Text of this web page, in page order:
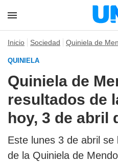
Inicio Sociedad Quiniela de
QUINIELA
Quiniela de
resultados de
hoy, 3 de abril
Este lunes 3 de abril
de la Quiniela de